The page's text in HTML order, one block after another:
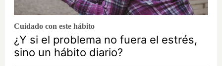
Cuidado con este hábito
¿Y si el problema no fuera el estrés,
sino un hábito diario?